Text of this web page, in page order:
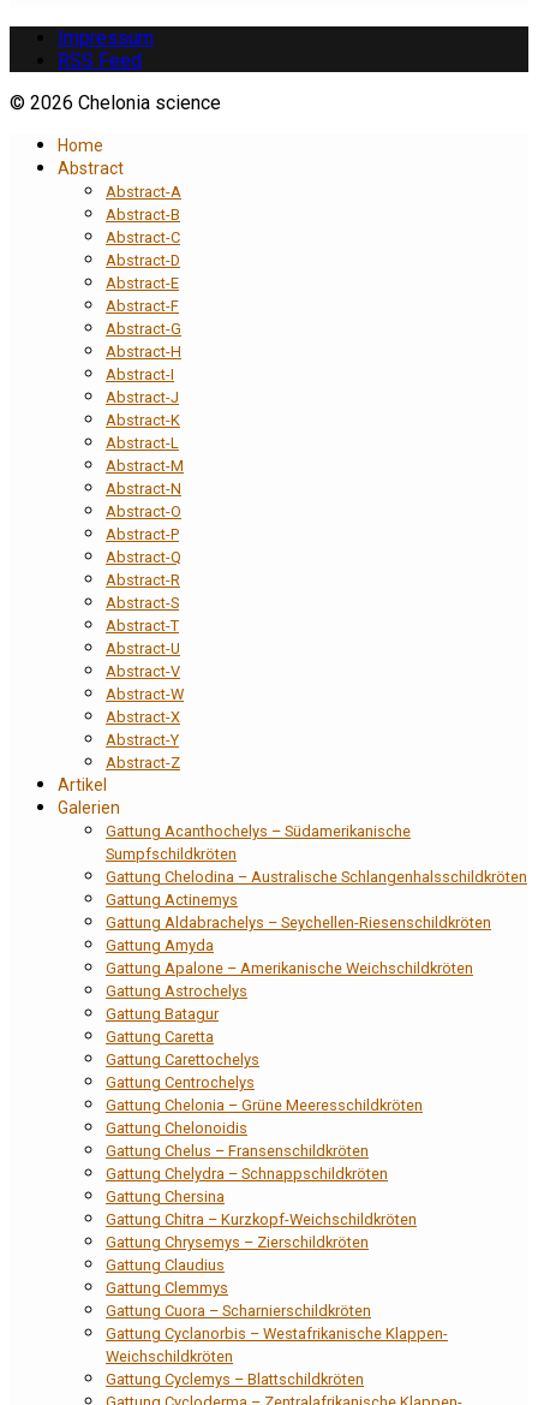
Impressum
RSS Feed
© 2026 Chelonia science
Home
Abstract
Abstract-A
Abstract-B
Abstract-C
Abstract-D
Abstract-E
Abstract-F
Abstract-G
Abstract-H
Abstract-I
Abstract-J
Abstract-K
Abstract-L
Abstract-M
Abstract-N
Abstract-O
Abstract-P
Abstract-Q
Abstract-R
Abstract-S
Abstract-T
Abstract-U
Abstract-V
Abstract-W
Abstract-X
Abstract-Y
Abstract-Z
Artikel
Galerien
Gattung Acanthochelys – Südamerikanische
Sumpfschildkröten
Gattung Chelodina – Australische Schlangenhalsschildkröten
Gattung Actinemys
Gattung Aldabrachelys – Seychellen-Riesenschildkröten
Gattung Amyda
Gattung Apalone – Amerikanische Weichschildkröten
Gattung Astrochelys
Gattung Batagur
Gattung Caretta
Gattung Carettochelys
Gattung Centrochelys
Gattung Chelonia – Grüne Meeresschildkröten
Gattung Chelonoidis
Gattung Chelus – Fransenschildkröten
Gattung Chelydra – Schnappschildkröten
Gattung Chersina
Gattung Chitra – Kurzkopf-Weichschildkröten
Gattung Chrysemys – Zierschildkröten
Gattung Claudius
Gattung Clemmys
Gattung Cuora – Scharnierschildkröten
Gattung Cyclanorbis – Westafrikanische Klappen-
Weichschildkröten
Gattung Cyclemys – Blattschildkröten